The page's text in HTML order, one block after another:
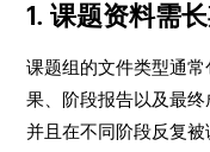
1. 课题资料需
课题组的文件类型通
果、阶段报告以及最
并且在不同阶段反复被